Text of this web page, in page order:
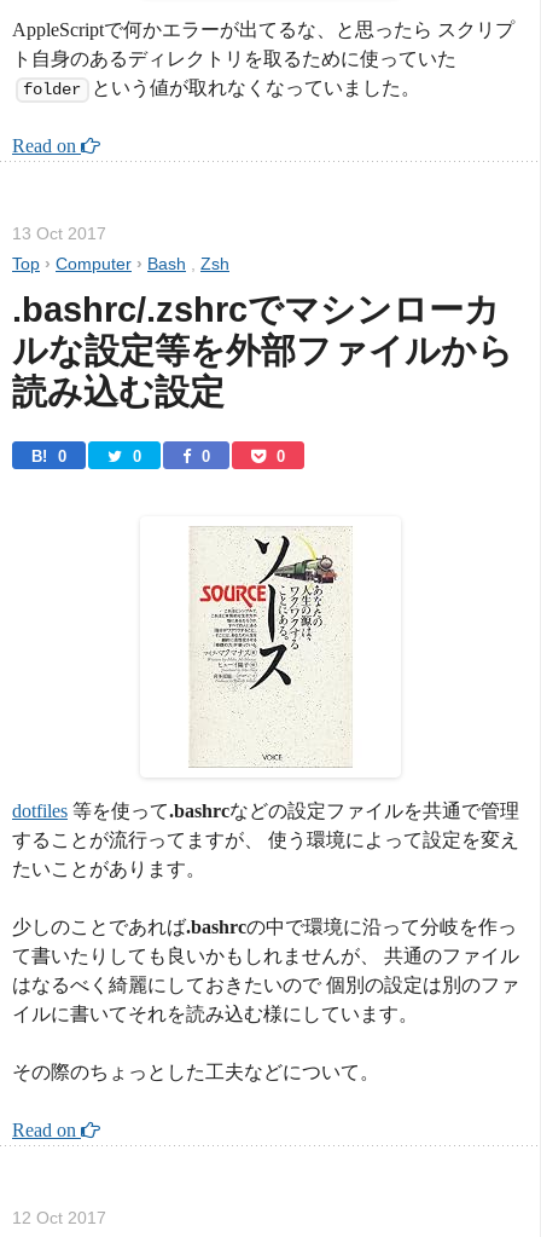
AppleScriptで何かエラーが出てるな、と思ったら スクリプ
ト自身のあるディレクトリを取るために使っていた
folder という値が取れなくなっていました。
Read on
13 Oct 2017
Top › Computer › Bash , Zsh
.bashrc/.zshrcでマシンローカ
ルな設定等を外部ファイルから
読み込む設定
B! 0 0 0 0
dotfiles 等を使って.bashrcなどの設定ファイルを共通で管理
することが流行ってますが、 使う環境によって設定を変え
たいことがあります。
少しのことであれば.bashrcの中で環境に沿って分岐を作っ
て書いたりしても良いかもしれませんが、 共通のファイル
はなるべく綺麗にしておきたいので 個別の設定は別のファ
イルに書いてそれを読み込む様にしています。
その際のちょっとした工夫などについて。
Read on
12 Oct 2017